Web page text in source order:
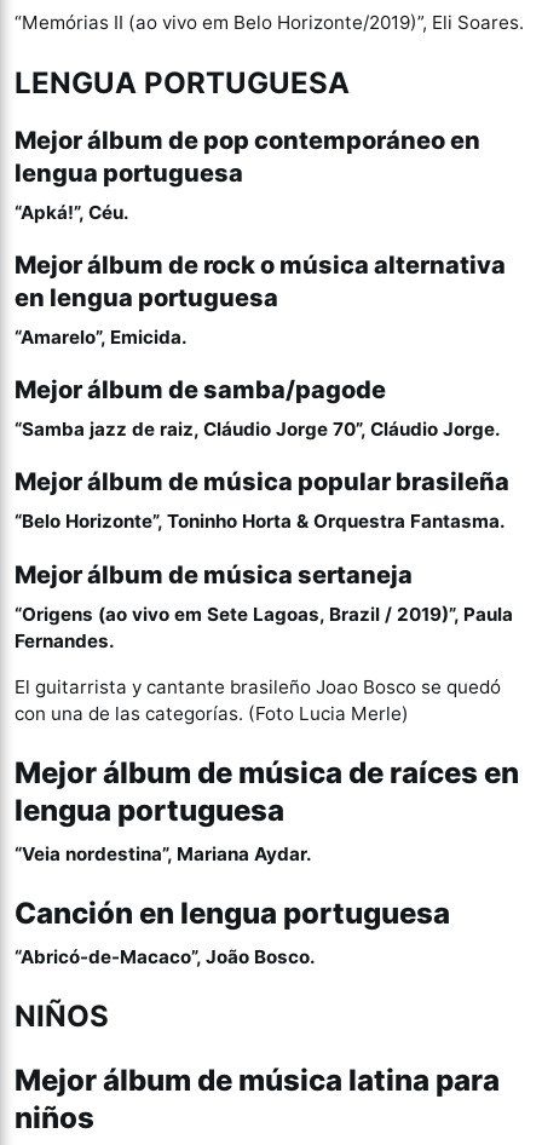
“Memórias II (ao vivo em Belo Horizonte/2019)”, Eli Soares.
LENGUA PORTUGUESA
Mejor álbum de pop contemporáneo en
lengua portuguesa
“Apká!”, Céu.
Mejor álbum de rock o música alternativa
en lengua portuguesa
“Amarelo”, Emicida.
Mejor álbum de samba/pagode
“Samba jazz de raiz, Cláudio Jorge 70”, Cláudio Jorge.
Mejor álbum de música popular brasileña
“Belo Horizonte”, Toninho Horta & Orquestra Fantasma.
Mejor álbum de música sertaneja
“Origens (ao vivo em Sete Lagoas, Brazil / 2019)”, Paula
Fernandes.
El guitarrista y cantante brasileño Joao Bosco se quedó
con una de las categorías. (Foto Lucia Merle)
Mejor álbum de música de raíces en
lengua portuguesa
“Veia nordestina”, Mariana Aydar.
Canción en lengua portuguesa
“Abricó-de-Macaco”, João Bosco.
NIÑOS
Mejor álbum de música latina para
niños